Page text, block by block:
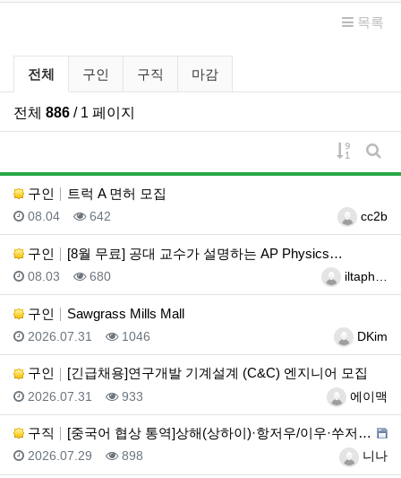
목록
구인/구직 분류 목록
전체 구인 구직 마감
전체 886 / 1 페이지
게시물
게
구인
트럭 A 면허 모집
등록자cc2b
등록일
08.04 조회
642
구인 [8월 무료] 공대 교수가 설명하는 AP Physics…
등록자iltaph…
등록일
08.03 조회
680
구인 Sawgrass Mills Mall
등록자DKim
등록일
2026.07.31 조회
1046
구인 [긴급채용]연구개발 기계설계 (C&C) 엔지니어 모집
등록자에이맥
등록일
2026.07.31 조회
933
구직 [중국어 협상 통역]상해(상하이)·항저우/이우·쑤저우 …
등록자니나
등록일
2026.07.29 조회
898